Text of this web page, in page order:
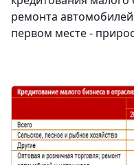
ремонта
первом месте -